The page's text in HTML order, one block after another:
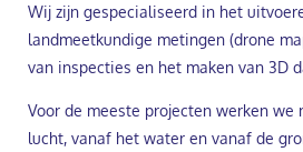
Wij zijn gespecialiseerd in het
landmeetkundige metingen (drone
van inspecties en het maken van 3D
Voor de meeste projecten werken we
lucht, vanaf het water en vanaf de